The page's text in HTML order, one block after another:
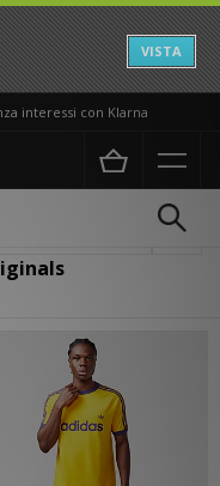
VISTA
interessi con Klarna